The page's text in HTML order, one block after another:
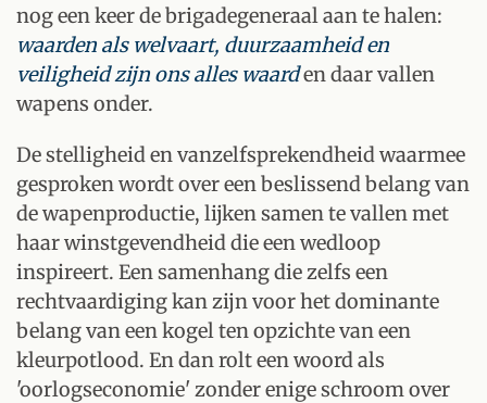
nog een keer de brigadegeneraal aan te halen:
waarden als welvaart, duurzaamheid en
veiligheid zijn ons alles waarden daar vallen
wapens onder.
De stelligheid en vanzelfsprekendheid waarmee
gesproken wordt over een beslissend belang van
de wapenproductie, lijken samen te vallen met
haar winstgevendheid die een wedloop
inspireert. Een samenhang die zelfs een
rechtvaardiging kan zijn voor het dominante
belang van een kogel ten opzichte van een
kleurpotlood. En dan rolt een woord als
'oorlogseconomie' zonder enige schroom over